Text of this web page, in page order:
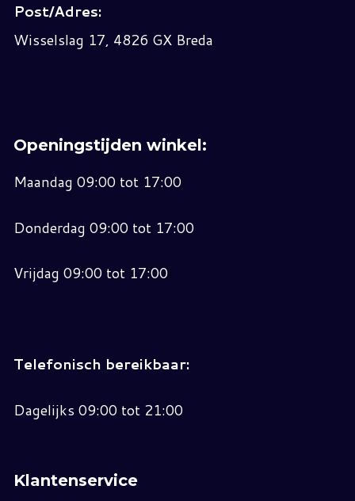
Post/Adres:
Wisselslag 17, 4826 GX Breda
Openingstijden winkel:
Maandag 09:00 tot 17:00
Donderdag 09:00 tot 17:00
Vrijdag 09:00 tot 17:00
Telefonisch bereikbaar:
Dagelijks 09:00 tot 21:00
Klantenservice